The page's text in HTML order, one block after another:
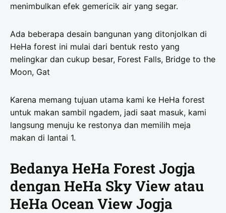
menimbulkan efek gemericik air yang segar.
Ada beberapa desain bangunan yang ditonjolkan di
HeHa forest ini mulai dari bentuk resto yang
melingkar dan cukup besar, Forest Falls, Bridge to the
Moon, Gat
Karena memang tujuan utama kami ke HeHa forest
untuk makan sambil ngadem, jadi saat masuk, kami
langsung menuju ke restonya dan memilih meja
makan di lantai 1.
Bedanya HeHa Forest Jogja
dengan HeHa Sky View atau
HeHa Ocean View Jogja